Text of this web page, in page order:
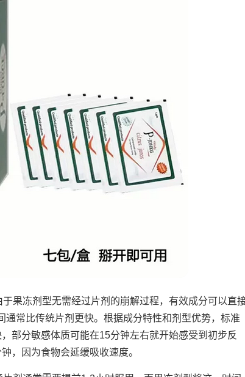
果冻剂型无需经过片剂的崩解过程，有效成分可以直
常比传统片剂更快。根据成分特性和剂型优势，标准
部分敏感体质可能在15分钟左右就开始感受到初步反
，因为食物会延缓吸收速度。